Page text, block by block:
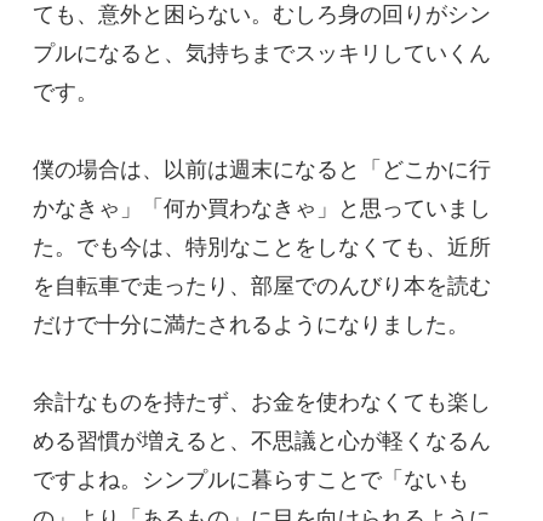
ても、意外と困らない。むしろ身の回りがシン
プルになると、気持ちまでスッキリしていくん
です。
僕の場合は、以前は週末になると「どこかに行
かなきゃ」「何か買わなきゃ」と思っていまし
た。でも今は、特別なことをしなくても、近所
を自転車で走ったり、部屋でのんびり本を読む
だけで十分に満たされるようになりました。
余計なものを持たず、お金を使わなくても楽し
める習慣が増えると、不思議と心が軽くなるん
ですよね。シンプルに暮らすことで「ないも